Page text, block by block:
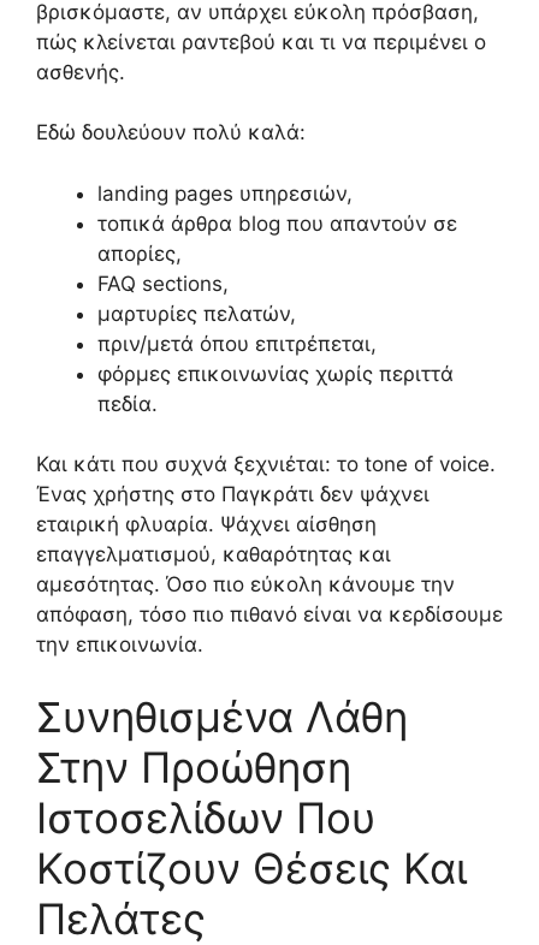
βρισκόμαστε, αν υπάρχει εύκολη πρόσβαση,
πώς κλείνεται ραντεβού και τι να περιμένει ο
ασθενής.
Εδώ δουλεύουν πολύ καλά:
landing pages υπηρεσιών,
τοπικά άρθρα blog που απαντούν σε
απορίες,
FAQ sections,
μαρτυρίες πελατών,
πριν/μετά όπου επιτρέπεται,
φόρμες επικοινωνίας χωρίς περιττά
πεδία.
Και κάτι που συχνά ξεχνιέται: το tone of voice.
Ένας χρήστης στο Παγκράτι δεν ψάχνει
εταιρική φλυαρία. Ψάχνει αίσθηση
επαγγελματισμού, καθαρότητας και
αμεσότητας. Όσο πιο εύκολη κάνουμε την
απόφαση, τόσο πιο πιθανό είναι να κερδίσουμε
την επικοινωνία.
Συνηθισμένα Λάθη
Στην Προώθηση
Ιστοσελίδων Που
Κοστίζουν Θέσεις Και
Πελάτες